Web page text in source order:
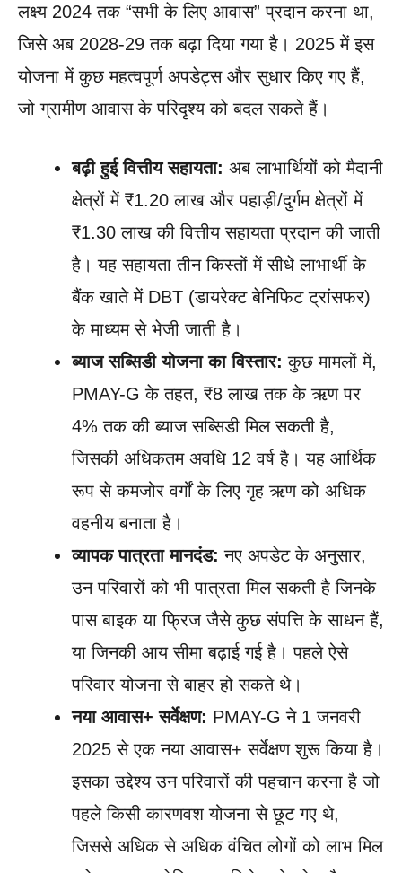
लक्ष्य 2024 तक “सभी के लिए आवास” प्रदान करना था,
जिसे अब 2028-29 तक बढ़ा दिया गया है। 2025 में इस
योजना में कुछ महत्वपूर्ण अपडेट्स और सुधार किए गए हैं,
जो ग्रामीण आवास के परिदृश्य को बदल सकते हैं।
बढ़ी हुई वित्तीय सहायता: अब लाभार्थियों को मैदानी
क्षेत्रों में ₹1.20 लाख और पहाड़ी/दुर्गम क्षेत्रों में
₹1.30 लाख की वित्तीय सहायता प्रदान की जाती
है। यह सहायता तीन किस्तों में सीधे लाभार्थी के
बैंक खाते में DBT (डायरेक्ट बेनिफिट ट्रांसफर)
के माध्यम से भेजी जाती है।
ब्याज सब्सिडी योजना का विस्तार: कुछ मामलों में,
PMAY-G के तहत, ₹8 लाख तक के ऋण पर
4% तक की ब्याज सब्सिडी मिल सकती है,
जिसकी अधिकतम अवधि 12 वर्ष है। यह आर्थिक
रूप से कमजोर वर्गों के लिए गृह ऋण को अधिक
वहनीय बनाता है।
व्यापक पात्रता मानदंड: नए अपडेट के अनुसार,
उन परिवारों को भी पात्रता मिल सकती है जिनके
पास बाइक या फ्रिज जैसे कुछ संपत्ति के साधन हैं,
या जिनकी आय सीमा बढ़ाई गई है। पहले ऐसे
परिवार योजना से बाहर हो सकते थे।
नया आवास+ सर्वेक्षण: PMAY-G ने 1 जनवरी
2025 से एक नया आवास+ सर्वेक्षण शुरू किया है।
इसका उद्देश्य उन परिवारों की पहचान करना है जो
पहले किसी कारणवश योजना से छूट गए थे,
जिससे अधिक से अधिक वंचित लोगों को लाभ मिल